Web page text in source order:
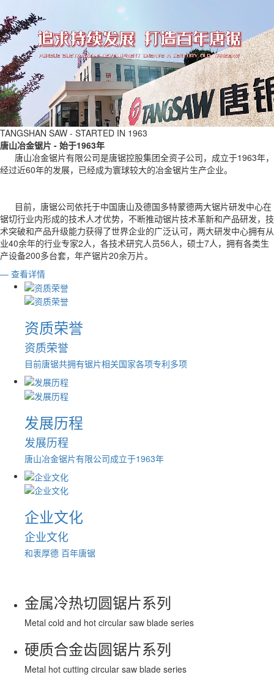
TANGSHAN SAW - STARTED IN 1963
唐山冶金锯片 - 始于1963年
唐山冶金锯片有限公司是唐锯控股集团全资子公司，成立于1963年，
经过近60年的发展，已经成为寰球较大的冶金锯片生产企业。
目前，唐锯公司依托于中国唐山及德国多特蒙德两大锯片研发中心在
锯切行业内形成的技术人才优势，不断推动锯片技术革新和产品研发，技
术突破和产品升级能力获得了世界企业的广泛认可，两大研发中心拥有从
业40余年的行业专家2人，各技术研究人员56人，硕士7人，拥有各类生
产设备200多台套，年产锯片20余万片。
— 查看详情
资质荣誉
资质荣誉
目前唐锯共拥有锯片相关国家各项专利多项
发展历程
发展历程
唐山冶金锯片有限公司成立于1963年
企业文化
企业文化
和衷厚德 百年唐锯
金属冷热切圆锯片系列
Metal cold and hot circular saw blade series
硬质合金齿圆锯片系列
Metal hot cutting circular saw blade series